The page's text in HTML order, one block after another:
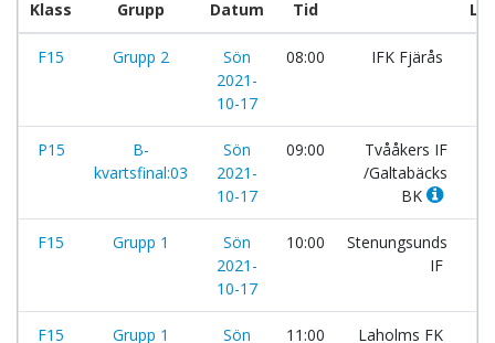
Klass Grupp Datum Tid
F15 Grupp 2
Sön
2021-
10-17
08:00 IFK Fjärås
P15
B-
kvartsfinal:03
Sön
2021-
10-17
09:00
Tvååkers IF
/Galtabäcks
BK
F15 Grupp 1
Sön
2021-
10-17
10:00
Stenungsunds
IF
F15 Grupp 1
Sön
11:00 Laholms FK